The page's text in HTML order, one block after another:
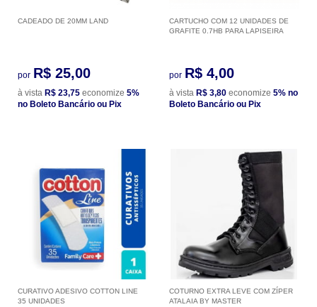
CADEADO DE 20MM LAND
por R$ 25,00
à vista R$ 23,75 economize 5%
no Boleto Bancário ou Pix
CARTUCHO COM 12 UNIDADES DE
GRAFITE 0.7HB PARA LAPISEIRA
por R$ 4,00
à vista R$ 3,80 economize 5% no
Boleto Bancário ou Pix
CURATIVO ADESIVO COTTON LINE
35 UNIDADES
COTURNO EXTRA LEVE COM ZÍPER
ATALAIA BY MASTER